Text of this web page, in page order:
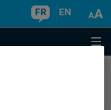
FR EN